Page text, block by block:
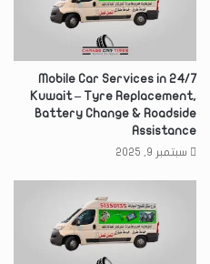
24/7 Mobile Car Services in
Kuwait – Tyre Replacement,
Battery Change & Roadside
Assistance
سبتمبر 9, 2025